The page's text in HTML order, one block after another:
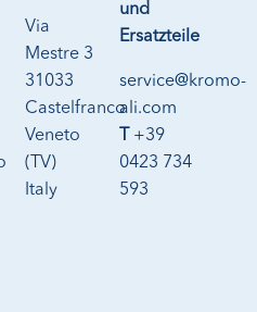
Via
Mestre 3
31033
Castelfranco
Veneto
(TV)
Italy
und
Ersatzteile
service@kromo-
ali.com
T +39
0423 734
593